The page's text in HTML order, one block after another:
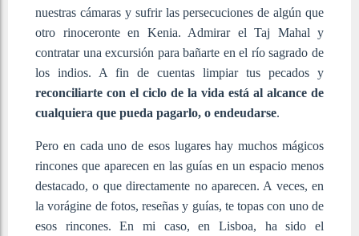
nuestras cámaras y sufrir las persecuciones de algún que
otro rinoceronte en Kenia. Admirar el Taj Mahal y
contratar una excursión para bañarte en el río sagrado de
los indios. A fin de cuentas limpiar tus pecados y
reconciliarte con el ciclo de la vida está al alcance de
cualquiera que pueda pagarlo, o endeudarse.
Pero en cada uno de esos lugares hay muchos mágicos
rincones que aparecen en las guías en un espacio menos
destacado, o que directamente no aparecen. A veces, en
la vorágine de fotos, reseñas y guías, te topas con uno de
esos rincones. En mi caso, en Lisboa, ha sido el